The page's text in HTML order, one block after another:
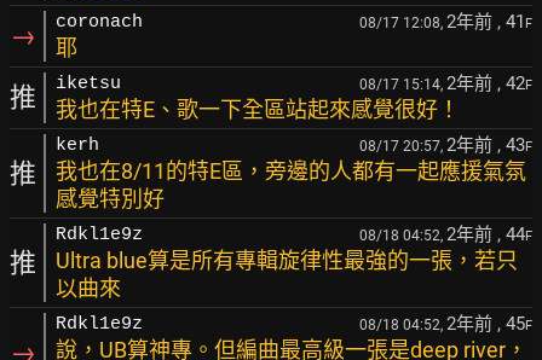
→ coronach 08/17 12:08, 2年前 , 41 F
耶
推 iketsu 08/17 15:14, 2年前 , 42F
我也在特E、歌一下全區站起來感覺很好！
推
kerh 08/17 20:57, 2年前 , 43F
我也在8/11的特E區，旁邊的人都有一起應援氣氛
感覺特別好
推
Rdkl1e9z 08/18 04:52, 2年前 , 44F
Ultra blue算是所有專輯旋律性最強的一張，若只
以曲來
→
Rdkl1e9z 08/18 04:52, 2年前 , 45F
說，UB算神專。但編曲最高級一張是deep river，